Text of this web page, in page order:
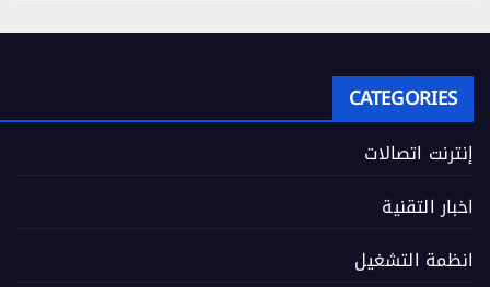
CATEGORIES
إنترنت اتصالات
اخبار التقنية
انظمة التشغيل